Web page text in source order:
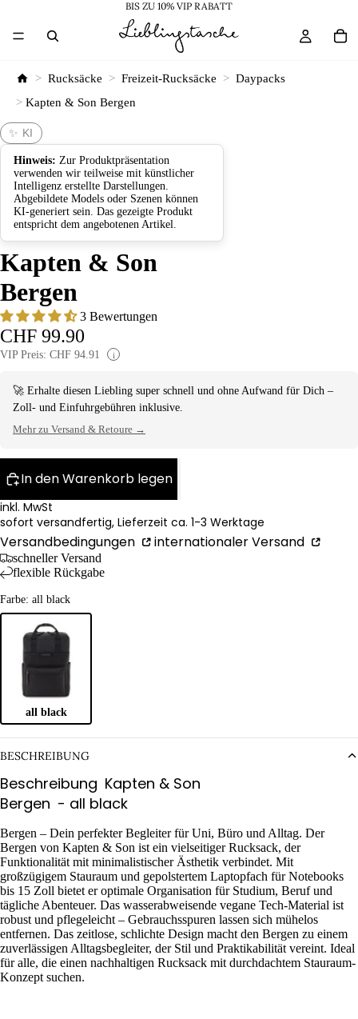
BIS ZU 10% VIP RABATT
> Rucksäcke > Freizeit-Rucksäcke > Daypacks
> Kapten & Son Bergen
✨ KI
Hinweis: Zur Produktpräsentation
verwenden wir teilweise mit künstlicher
Intelligenz erstellte Darstellungen.
Abgebildete Models oder Szenen können
KI-generiert sein. Das gezeigte Produkt
entspricht dem angebotenen Artikel.
Kapten & Son
Bergen
3 Bewertungen
CHF 99.90
VIP Preis: CHF 94.91 i
🚀 Erhalte diesen Liebling super schnell und ohne Aufwand für Dich –
Zoll- und Einfuhrgebühren inklusive.
Mehr zu Versand & Retoure →
In den Warenkorb legen
inkl. MwSt
sofort versandfertig, Lieferzeit ca. 1-3 Werktage
Versandbedingungen internationaler Versand
schneller Versand
flexible Rückgabe
Farbe: all black
all black
BESCHREIBUNG
Beschreibung Kapten & Son
Bergen - all black
Bergen – Dein perfekter Begleiter für Uni, Büro und Alltag. Der
Bergen von Kapten & Son ist ein vielseitiger Rucksack, der
Funktionalität mit minimalistischer Ästhetik verbindet. Mit
großzügigem Stauraum und gepolstertem Laptopfach für Notebooks
bis 15 Zoll bietet er optimale Organisation für Studium, Beruf und
tägliche Abenteuer. Das wasserabweisende vegane Tech-Material ist
robust und pflegeleicht – Gebrauchsspuren lassen sich mühelos
entfernen. Das zeitlose, schlichte Design macht den Bergen zu einem
zuverlässigen Alltagsbegleiter, der Stil und Praktikabilität vereint. Ideal
für alle, die einen nachhaltigen Rucksack mit durchdachtem Stauraum-
Konzept suchen.